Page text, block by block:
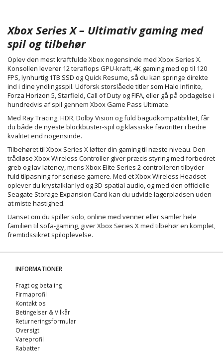
Xbox Series X – Ultimativ gaming med
spil og tilbehør
Oplev den mest kraftfulde Xbox nogensinde med Xbox Series X.
Konsollen leverer 12 teraflops GPU-kraft, 4K gaming med op til 120
FPS, lynhurtig 1TB SSD og Quick Resume, så du kan springe direkte
ind i dine yndlingsspil. Udforsk storslåede titler som Halo Infinite,
Forza Horizon 5, Starfield, Call of Duty og FIFA, eller gå på opdagelse i
hundredvis af spil gennem Xbox Game Pass Ultimate.
Med Ray Tracing, HDR, Dolby Vision og fuld bagudkompatibilitet, får
du både de nyeste blockbuster-spil og klassiske favoritter i bedre
kvalitet end nogensinde.
Tilbehøret til Xbox Series X løfter din gaming til næste niveau. Den
trådløse Xbox Wireless Controller giver præcis styring med forbedret
greb og lav latency, mens Xbox Elite Series 2-controlleren tilbyder
fuld tilpasning for seriøse gamere. Med et Xbox Wireless Headset
oplever du krystalklar lyd og 3D-spatial audio, og med den officielle
Seagate Storage Expansion Card kan du udvide lagerpladsen uden
at miste hastighed.
Uanset om du spiller solo, online med venner eller samler hele
familien til sofa-gaming, giver Xbox Series X med tilbehør en komplet,
fremtidssikret spiloplevelse.
INFORMATIONER
Fragt og betaling
Firmaprofil
Kontakt os
Betingelser & Vilkår
Returneringsformular
Oversigt
Vareprofil
Rabatter